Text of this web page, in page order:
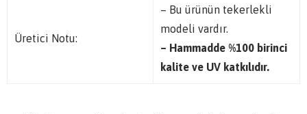
Üretici Notu:
– Bu ürünün tekerlekli
modeli vardır.
– Hammadde %100 birinci
kalite ve UV katkılıdır.